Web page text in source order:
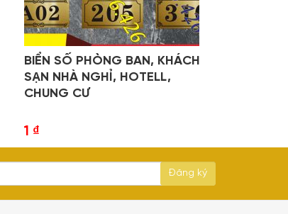
BIỂN SỐ PHÒNG BAN, KHÁCH
SẠN NHÀ NGHỈ, HOTELL,
CHUNG CƯ
1 ₫